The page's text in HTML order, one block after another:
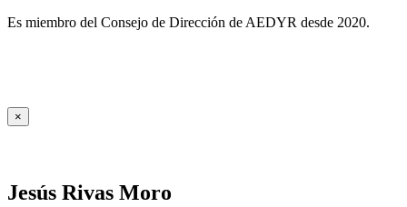
Es miembro del Consejo de Dirección de AEDYR desde 2020.
×
Jesús Rivas Moro